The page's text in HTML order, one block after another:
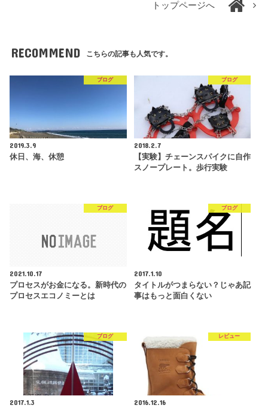
トップページへ
RECOMMEND こちらの記事も人気です。
ブログ
2019.3.9
休日、海、休憩
ブログ
2018.2.7
【実験】チェーンスパイクに自作
スノープレート。歩行実験
ブログ
2021.10.17
プロセスがお金になる。新時代の
プロセスエコノミーとは
ブログ
2017.1.10
タイトルがつまらない？じゃあ記
事はもっと面白くない
ブログ
2017.1.3
レビュー
2016.12.16